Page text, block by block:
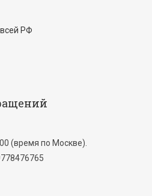
всей РФ
(время по Москве).